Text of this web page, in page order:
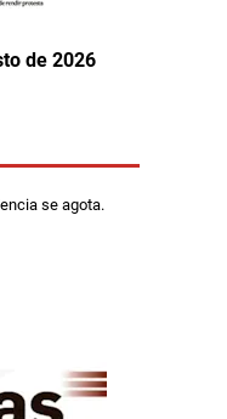
de 2026
se agota.